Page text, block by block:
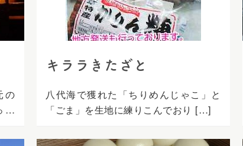
の
て
キララきたざと
八代海で獲れた「ちりめんじゃこ」と
「ごま」を生地に練りこんでおり […]